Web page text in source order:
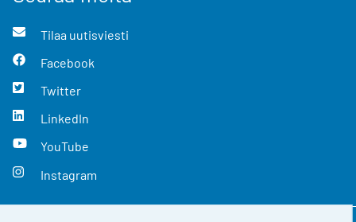
Tilaa uutisviesti
Facebook
Twitter
LinkedIn
YouTube
Instagram